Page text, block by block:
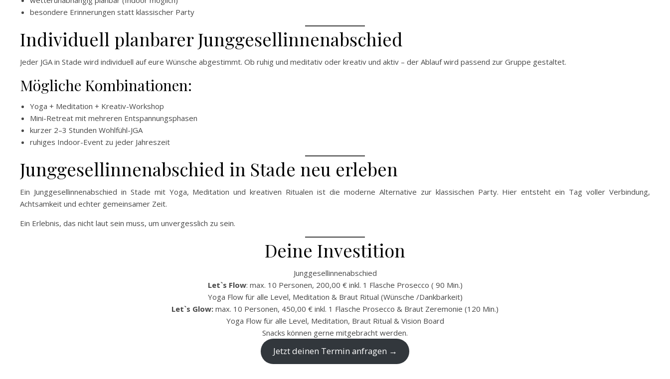
besondere Erinnerungen statt klassischer Party
Individuell planbarer Junggesellinnenabschied
Jeder JGA in Stade wird individuell auf eure Wünsche abgestimmt. Ob ruhig und meditativ oder kreativ und aktiv – der Ablauf wird passend zur Gruppe gestaltet.
Mögliche Kombinationen:
Yoga + Meditation + Kreativ-Workshop
Mini-Retreat mit mehreren Entspannungsphasen
kurzer 2–3 Stunden Wohlfühl-JGA
ruhiges Indoor-Event zu jeder Jahreszeit
Junggesellinnenabschied in Stade neu erleben
Ein Junggesellinnenabschied in Stade mit Yoga, Meditation und kreativen Ritualen ist die moderne Alternative zur klassischen Party. Hier entsteht ein Tag voller Verbindung,
Achtsamkeit und echter gemeinsamer Zeit.
Ein Erlebnis, das nicht laut sein muss, um unvergesslich zu sein.
Deine Investition
Junggesellinnenabschied
Let`s Flow: max. 10 Personen, 200,00 € inkl. 1 Flasche Prosecco ( 90 Min.)
Yoga Flow für alle Level, Meditation & Braut Ritual (Wünsche /Dankbarkeit)
Let`s Glow: max. 10 Personen, 450,00 € inkl. 1 Flasche Prosecco & Braut Zeremonie (120 Min.)
Yoga Flow für alle Level, Meditation, Braut Ritual & Vision Board
Snacks können gerne mitgebracht werden.
Jetzt deinen Termin anfragen →